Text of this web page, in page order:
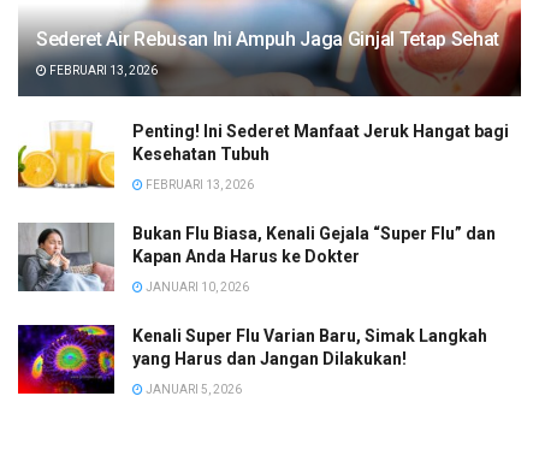
Sederet Air Rebusan Ini Ampuh Jaga Ginjal Tetap Sehat
FEBRUARI 13, 2026
Penting! Ini Sederet Manfaat Jeruk Hangat bagi
Kesehatan Tubuh
FEBRUARI 13, 2026
Bukan Flu Biasa, Kenali Gejala “Super Flu” dan
Kapan Anda Harus ke Dokter
JANUARI 10, 2026
Kenali Super Flu Varian Baru, Simak Langkah
yang Harus dan Jangan Dilakukan!
JANUARI 5, 2026